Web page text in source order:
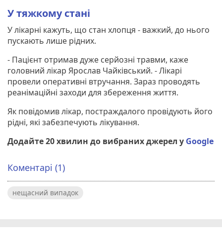
У тяжкому стані
У лікарні кажуть, що стан хлопця - важкий, до нього
пускають лише рідних.
- Пацієнт отримав дуже серйозні травми, каже
головний лікар Ярослав Чайківський. - Лікарі
провели оперативні втручання. Зараз проводять
реанімаційні заходи для збереження життя.
Як повідомив лікар, постраждалого провідують його
рідні, які забезпечують лікування.
Додайте 20 хвилин до вибраних джерел у Google
Коментарі (1)
нещасний випадок